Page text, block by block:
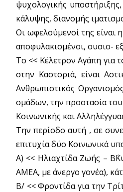
ψυχολογικής
κάλυψης, διανομής
Οι ωφελούμενοί της είναι
αποφυλακισμένοι, ουσιo-
Το << Κέλετρον Αγάπη για
στην Καστοριά, είναι
Ανθρωπιστικός
ομάδων, την προστασία
Κοινωνικής και
Την περίοδο αυτή , σε
επιτυχία δύο Κοινωνικά
Α) << Ηλιαχτίδα Ζωής –
ΑΜΕΑ, με άνεργο γονέα),
Β/ << Φροντίδα για την